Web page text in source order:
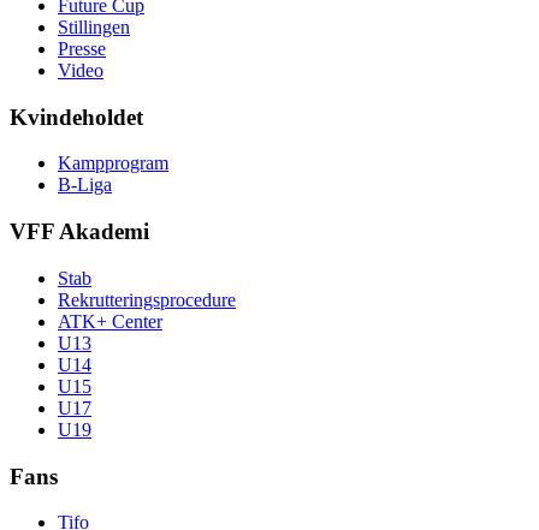
Future Cup
Stillingen
Presse
Video
Kvindeholdet
Kampprogram
B-Liga
VFF Akademi
Stab
Rekrutteringsprocedure
ATK+ Center
U13
U14
U15
U17
U19
Fans
Tifo